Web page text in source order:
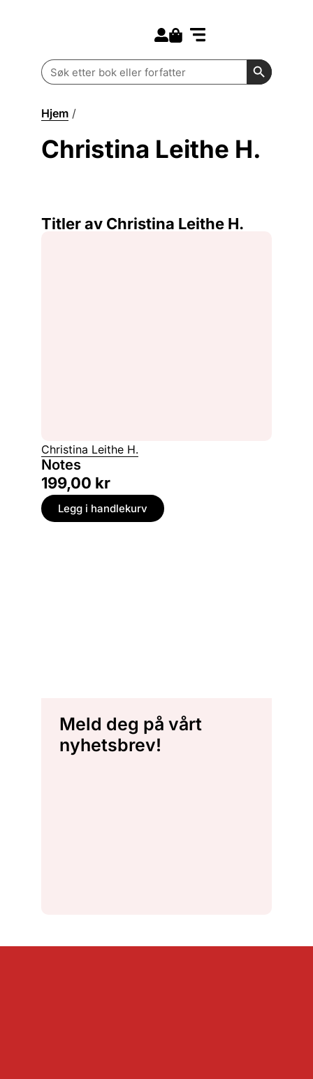
Search
for:
Search
Hjem /
Christina Leithe H.
Titler av Christina Leithe H.
Christina Leithe H.
Notes
199,00 kr
Legg i handlekurv
Meld deg på vårt
nyhetsbrev!